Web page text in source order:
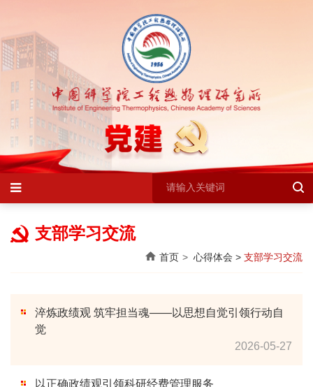
支部学习交流
首页 心得体会 > 支部学习交流
淬炼政绩观 筑牢担当魂——以思想自觉引领行动自
觉
2026-05-27
以正确政绩观引领科研经费管理服务